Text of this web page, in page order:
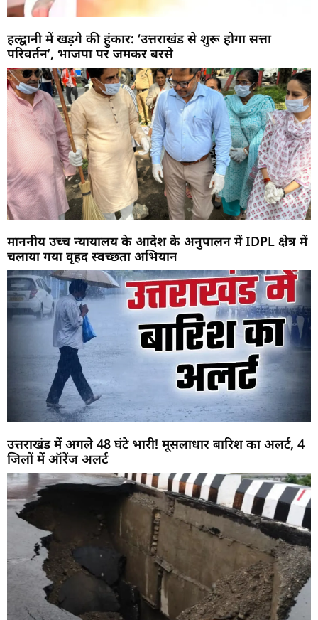
हल्द्वानी में खड़गे की हुंकार: ‘उत्तराखंड से शुरू होगा सत्ता
परिवर्तन’, भाजपा पर जमकर बरसे
माननीय उच्च न्यायालय के आदेश के अनुपालन में IDPL क्षेत्र में
चलाया गया वृहद स्वच्छता अभियान
उत्तराखंड में अगले 48 घंटे भारी! मूसलाधार बारिश का अलर्ट, 4
जिलों में ऑरेंज अलर्ट